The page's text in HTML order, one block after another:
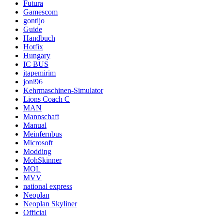
Futura
Gamescom
gontijo
Guide
Handbuch
Hotfix
Hungary
IC BUS
itapemirim
joni96
Kehrmaschinen-Simulator
Lions Coach C
MAN
Mannschaft
Manual
Meinfernbus
Microsoft
Modding
MohSkinner
MOL
MVV
national express
Neoplan
Neoplan Skyliner
Official